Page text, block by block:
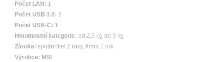
Počet LAN: 1
Počet USB 3.0: 3
Počet USB-C: 1
Hmotnostní kategorie: od 2,5 kg do 3 kg
Záruka: spotřebitel 2 roky, firma 1 rok
Výrobce: MSI